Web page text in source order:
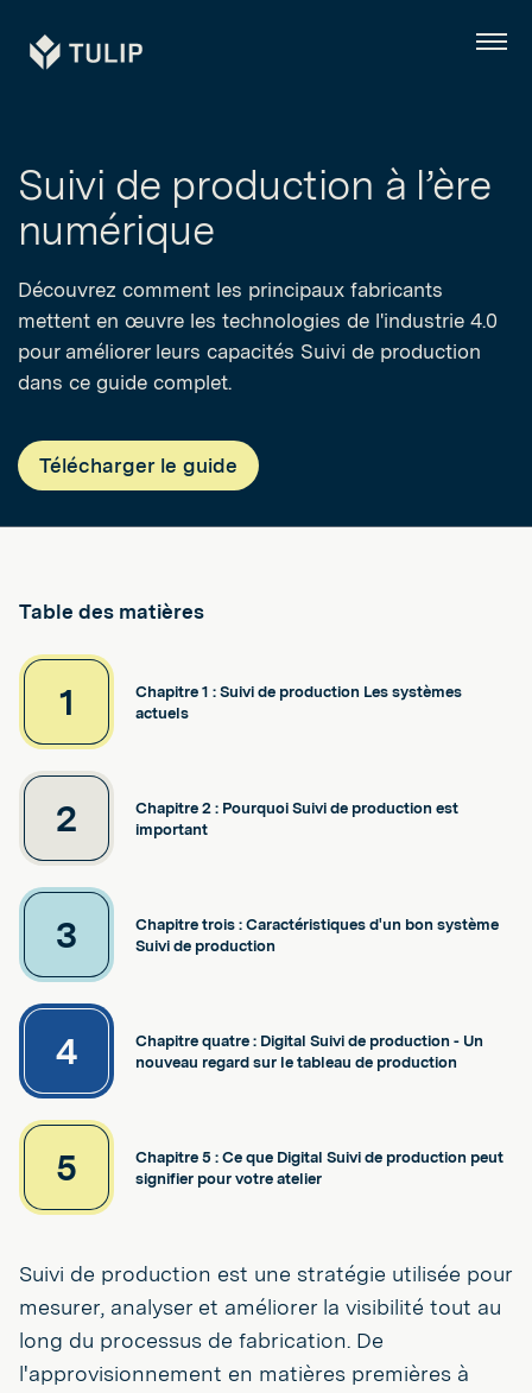
Tulip Menu
Suivi de production à l’ère
numérique
Découvrez comment les principaux fabricants
mettent en œuvre les technologies de l'industrie 4.0
pour améliorer leurs capacités Suivi de production
dans ce guide complet.
Télécharger le guide
Table des matières
1
Chapitre 1 : Suivi de production Les systèmes
actuels
2
Chapitre 2 : Pourquoi Suivi de production est
important
3
Chapitre trois : Caractéristiques d'un bon système
Suivi de production
4
Chapitre quatre : Digital Suivi de production - Un
nouveau regard sur le tableau de production
5
Chapitre 5 : Ce que Digital Suivi de production peut
signifier pour votre atelier
Suivi de production est une stratégie utilisée pour
mesurer, analyser et améliorer la visibilité tout au
long du processus de fabrication. De
l'approvisionnement en matières premières à